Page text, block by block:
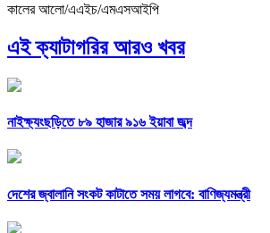
কালের আলো/এএইচ/এমএসআইপি
এই ক্যাটাগরির আরও খবর
নাইক্ষ্যংছড়িতে ৮৯ হাজার ৯১৬ ইয়াবা জব্দ
দেশের জ্বালানি সংকট কাটাতে সময় লাগবে: বাণিজ্যমন্ত্রী